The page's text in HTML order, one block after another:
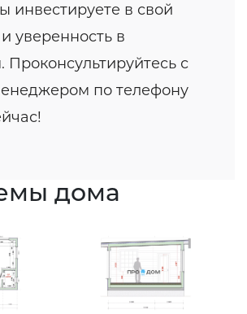
инвестируете в свой
уверенность в
с
по телефону
дома